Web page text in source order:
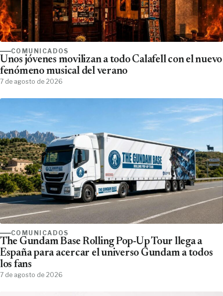
COMUNICADOS
Unos jóvenes movilizan a todo Calafell con el nuevo
fenómeno musical del verano
7 de agosto de 2026
COMUNICADOS
The Gundam Base Rolling Pop-Up Tour llega a
España para acercar el universo Gundam a todos
los fans
7 de agosto de 2026